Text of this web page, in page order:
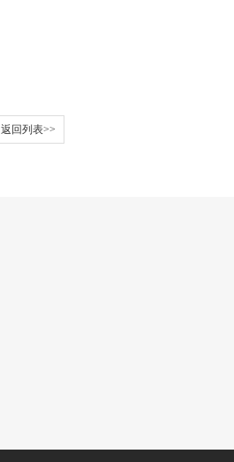
返回列表>>